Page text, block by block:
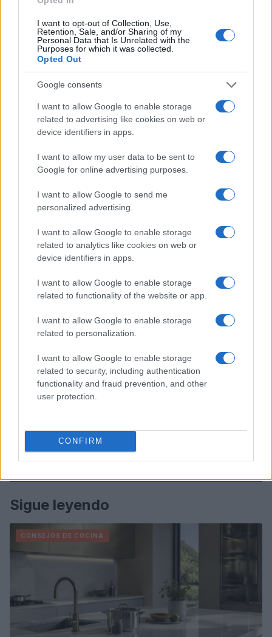
I want to opt-out of Collection, Use,
Retention, Sale, and/or Sharing of my
Personal Data that Is Unrelated with the
Purposes for which it was collected.
Opted Out
Google consents
I want to allow Google to enable storage
related to advertising like cookies on web or
device identifiers in apps.
I want to allow my user data to be sent to
Google for online advertising purposes.
I want to allow Google to send me
personalized advertising.
I want to allow Google to enable storage
related to analytics like cookies on web or
device identifiers in apps.
I want to allow Google to enable storage
related to functionality of the website or app.
I want to allow Google to enable storage
related to personalization.
I want to allow Google to enable storage
related to security, including authentication
functionality and fraud prevention, and other
user protection.
CONFIRM
frutas asadas
Simplemente corta las frutas que más te gusten,
como manzanas, peras o plátanos, y colócalas en
una bandeja para hornear. Rocía con miel y
espolvorea canela al gusto. Asa en el horno a
180°C durante 20-25 minutos o hasta que estén
tiernas. Sirve este postre caliente y disfruta de una
opción nutritiva que encanta a todos.
staff
Sigue leyendo
CONSEJOS DE COCINA